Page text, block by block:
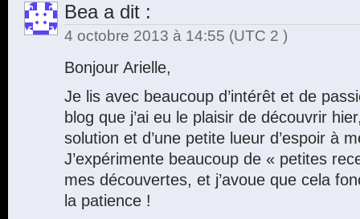
Beaa dit :
4 octobre 2013 à 14:55 (UTC 2 )
Bonjour Arielle,
Je lis avec beaucoup d’intérêt et de
blog que j’ai eu le plaisir de découvrir
solution et d’une petite lueur d’espoir à
J’expérimente beaucoup de « petites
mes découvertes, et j’avoue que cela
la patience !